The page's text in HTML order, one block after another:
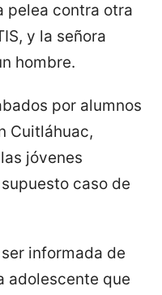
pelea contra otra
y la señora
hombre.
por alumnos
Cuitláhuac,
jóvenes
caso de
informada de
adolescente que